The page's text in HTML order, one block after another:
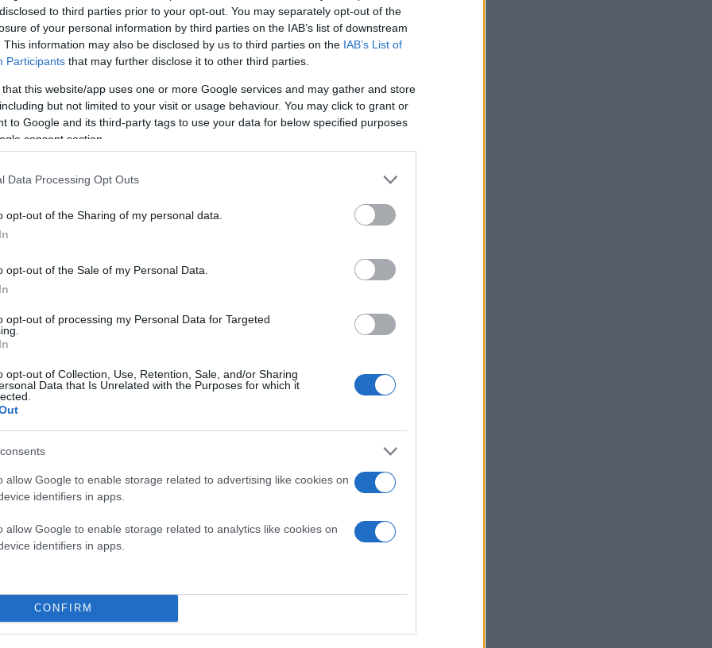
to third parties prior to your opt-out. You may separately opt-out of the
of your personal information by third parties on the IAB’s list of downstream
This information may also be disclosed by us to third parties on the IAB’s List of
Participants that may further disclose it to other third parties.
that this website/app uses one or more Google services and may gather and store
but not limited to your visit or usage behaviour. You may click to grant or
to Google and its third-party tags to use your data for below specified purposes
consent section.
Data Processing Opt Outs
opt-out of the Sharing of my personal data.
opt-out of the Sale of my Personal Data.
opt-out of processing my Personal Data for Targeted
opt-out of Collection, Use, Retention, Sale, and/or Sharing
Data that Is Unrelated with the Purposes for which it
allow Google to enable storage related to advertising like cookies on
identifiers in apps.
allow Google to enable storage related to analytics like cookies on
identifiers in apps.
CONFIRM